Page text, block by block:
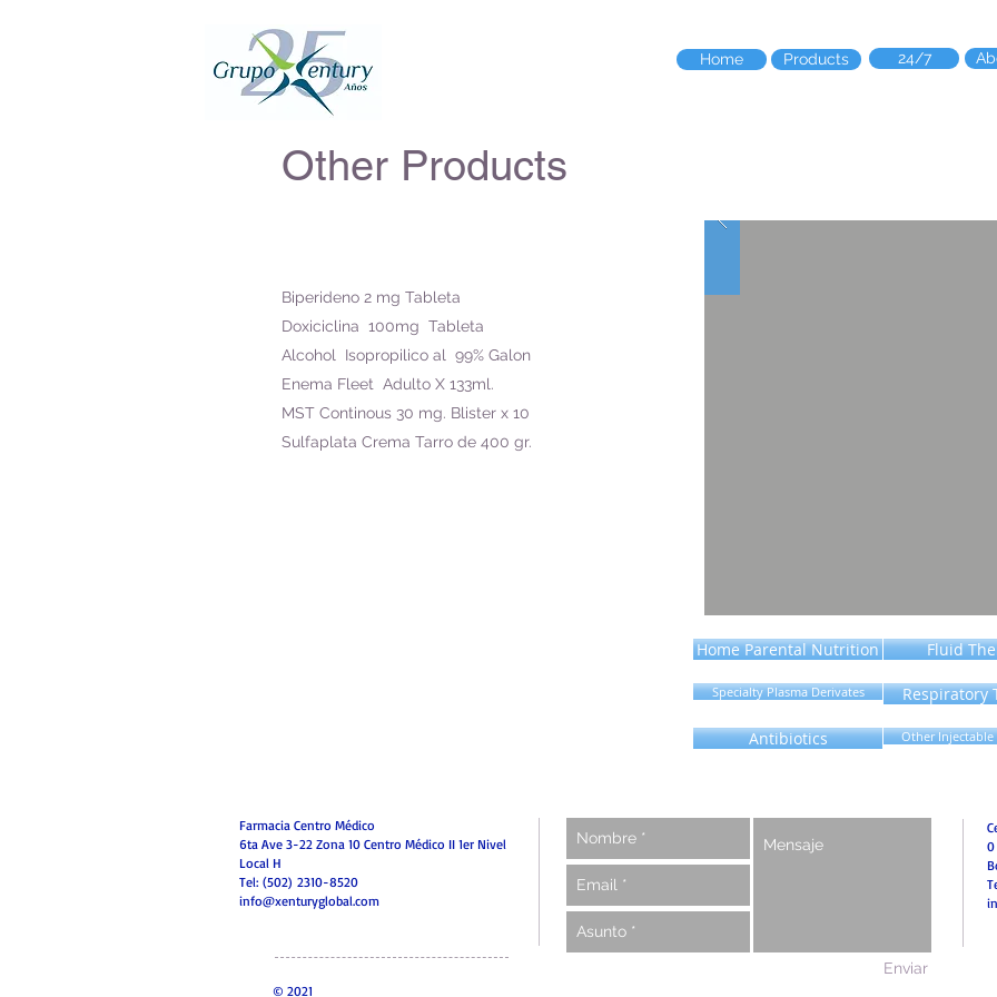
Home Products 24/7
Other Products
Biperideno 2 mg Tableta
Doxiciclina 100mg Tableta
Alcohol Isopropilico al 99% Galon
Enema Fleet Adulto X 133ml.
MST Continous 30 mg. Blister x 10
Sulfaplata Crema Tarro de 400 gr.
Home Parental Nutrition
Specialty Plasma Derivates
Antibiotics
Fluid
Respiratory
Other Injectable
Farmacia Centro Médico
6ta Ave 3-22 Zona 10 Centro Médico II 1er Nivel
Local H
Tel: (502) 2310-8520
info@xenturyglobal.com
© 2021
Enviar
0